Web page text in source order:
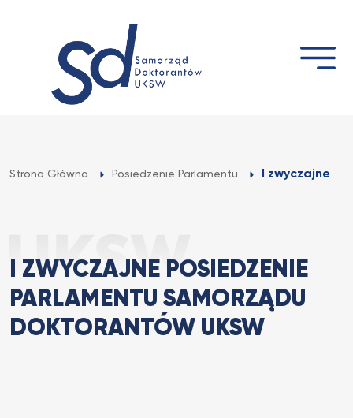
Strona Główna Posiedzenie Parlamentu I zwyczajne
I ZWYCZAJNE POSIEDZENIE
PARLAMENTU SAMORZĄDU
DOKTORANTÓW UKSW